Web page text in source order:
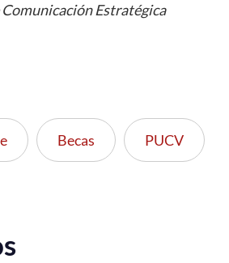
Estratégica
Becas PUCV